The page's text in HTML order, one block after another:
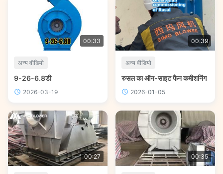
00:33
अन्य वीडियो
9-26-6.8डी
2026-03-19
00:39
अन्य वीडियो
रुसल का ऑन-साइट फैन कमीशनिंग
2026-01-05
00:27 00:35